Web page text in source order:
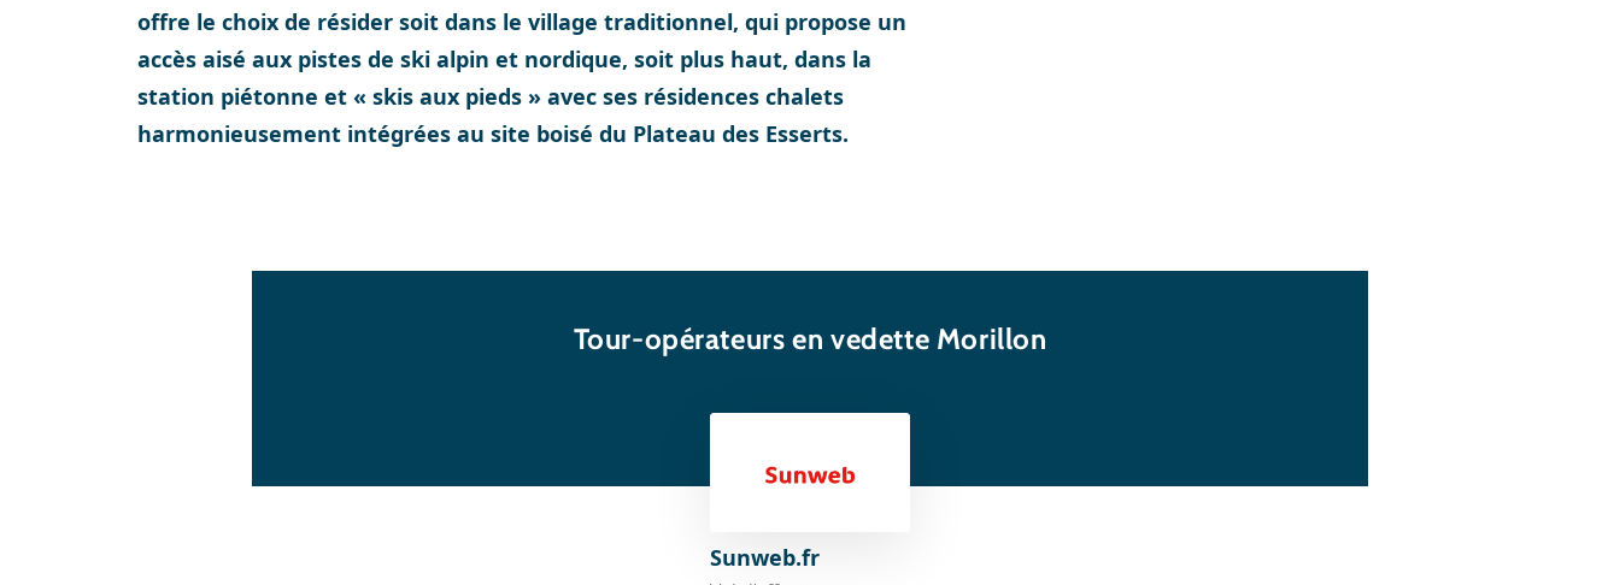
offre le choix de résider soit dans le village traditionnel, qui propose un
accès aisé aux pistes de ski alpin et nordique, soit plus haut, dans la
station piétonne et « skis aux pieds » avec ses résidences chalets
harmonieusement intégrées au site boisé du Plateau des Esserts.
Tour-opérateurs en vedette Morillon
Sunweb.fr